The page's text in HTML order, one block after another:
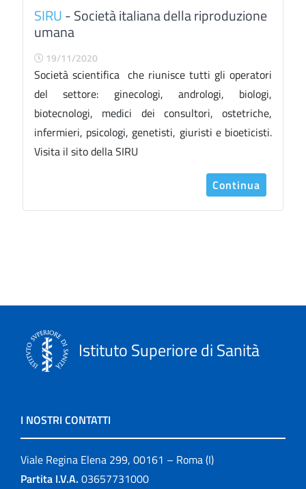
SIRU- Società italiana della riproduzione
umana
19/11/2020
Società scientifica che riunisce tutti gli operatori
del settore: ginecologi, andrologi, biologi,
biotecnologi, medici dei consultori, ostetriche,
infermieri, psicologi, genetisti, giuristi e bioeticisti.
Visita il sito della SIRU
Continua
Istituto Superiore di Sanità
I NOSTRI CONTATTI
Viale Regina Elena 299, 00161 – Roma (I)
Partita I.V.A. 03657731000